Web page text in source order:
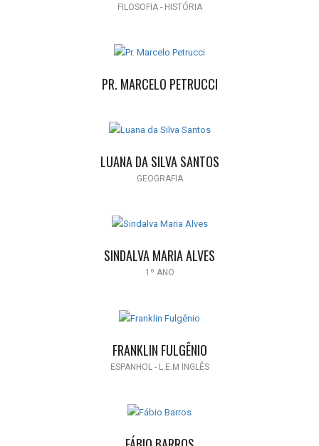
FILOSOFIA - HISTÓRIA
PR. MARCELO PETRUCCI
LUANA DA SILVA SANTOS
GEOGRAFIA
SINDALVA MARIA ALVES
1º ANO
FRANKLIN FULGÊNIO
ESPANHOL - L.E.M INGLÊS